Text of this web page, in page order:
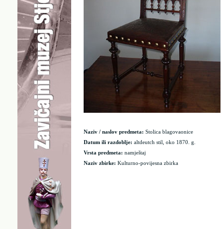
Naziv / naslov predmeta: Stolica blagovaonice
Datum ili razdoblje: altdeutch stil, oko 1870. g.
Vrsta predmeta: namještaj
Naziv zbirke: Kulturno-povijesna zbirka